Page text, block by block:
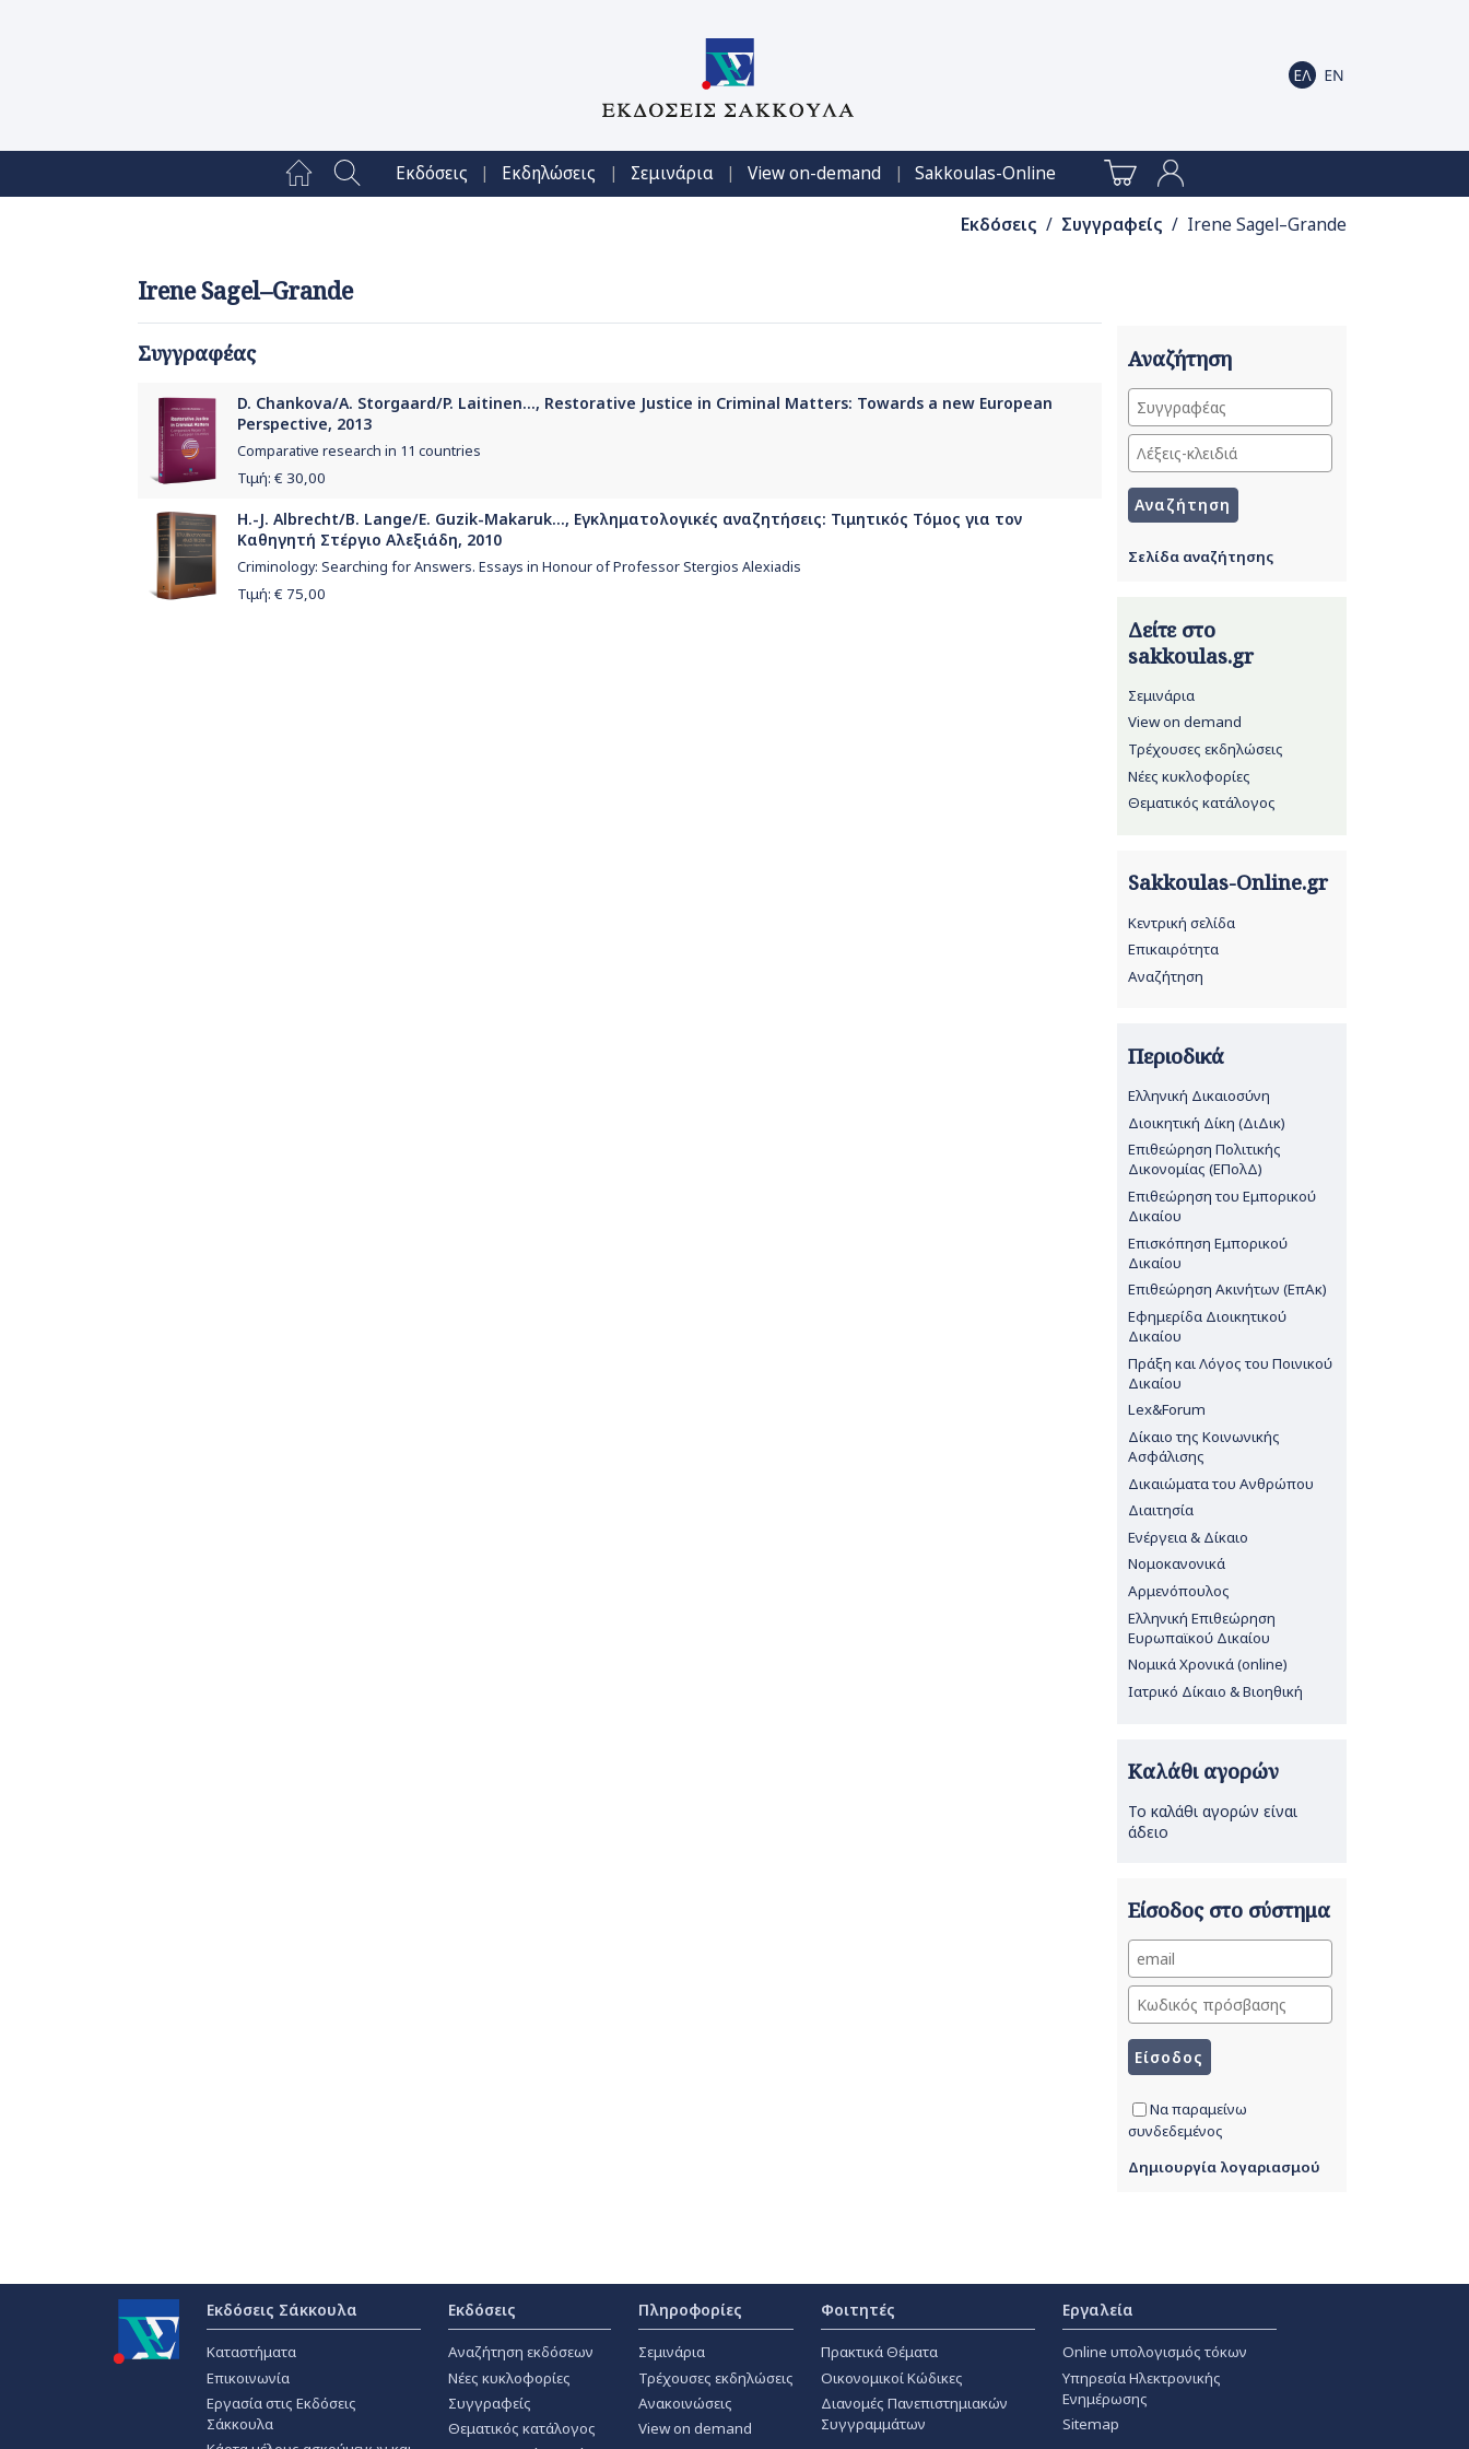
Εκδόσεις | Εκδηλώσεις | Σεμινάρια | View on-demand | Sakkoulas-Online
Εκδόσεις / Συγγραφείς / Irene Sagel–Grande
Irene Sagel–Grande
Συγγραφέας
D. Chankova/A. Storgaard/P. Laitinen..., Restorative Justice in Criminal Matters: Towards a new European
Perspective, 2013
Comparative research in 11 countries
Τιμή: € 30,00
H.-J. Albrecht/B. Lange/E. Guzik-Makaruk..., Εγκληματολογικές αναζητήσεις: Τιμητικός Τόμος για τον
Καθηγητή Στέργιο Αλεξιάδη, 2010
Criminology: Searching for Answers. Essays in Honour of Professor Stergios Alexiadis
Τιμή: € 75,00
Αναζήτηση
Σελίδα αναζήτησης
Δείτε στο
sakkoulas.gr
Σεμινάρια
View on demand
Τρέχουσες εκδηλώσεις
Νέες κυκλοφορίες
Θεματικός κατάλογος
Sakkoulas-Online.gr
Κεντρική σελίδα
Επικαιρότητα
Αναζήτηση
Περιοδικά
Ελληνική Δικαιοσύνη
Διοικητική Δίκη (ΔιΔικ)
Επιθεώρηση Πολιτικής
Δικονομίας (ΕΠολΔ)
Επιθεώρηση του Εμπορικού
Δικαίου
Επισκόπηση Εμπορικού
Δικαίου
Επιθεώρηση Ακινήτων (ΕπΑκ)
Εφημερίδα Διοικητικού
Δικαίου
Πράξη και Λόγος του Ποινικού
Δικαίου
Lex&Forum
Δίκαιο της Κοινωνικής
Ασφάλισης
Δικαιώματα του Ανθρώπου
Διαιτησία
Ενέργεια & Δίκαιο
Νομοκανονικά
Αρμενόπουλος
Ελληνική Επιθεώρηση
Ευρωπαϊκού Δικαίου
Νομικά Χρονικά (online)
Ιατρικό Δίκαιο & Βιοηθική
Καλάθι αγορών
Το καλάθι αγορών είναι
άδειο
Είσοδος στο σύστημα
Να παραμείνω
συνδεδεμένος
Δημιουργία λογαριασμού
Εκδόσεις Σάκκουλα
Καταστήματα
Επικοινωνία
Εργασία στις Εκδόσεις
Σάκκουλα
Εκδόσεις
Αναζήτηση εκδόσεων
Νέες κυκλοφορίες
Συγγραφείς
Θεματικός κατάλογος
Πληροφορίες
Σεμινάρια
Τρέχουσες εκδηλώσεις
Ανακοινώσεις
View on demand
Φοιτητές
Πρακτικά Θέματα
Οικονομικοί Κώδικες
Διανομές Πανεπιστημιακών
Συγγραμμάτων
Εργαλεία
Online υπολογισμός τόκων
Υπηρεσία Ηλεκτρονικής
Ενημέρωσης
Sitemap